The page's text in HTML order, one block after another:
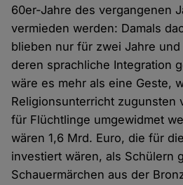
60er-Jahre des vergangenen
vermieden werden: Damals
blieben nur für zwei Jahre und
deren sprachliche Integration
wäre es mehr als eine Geste,
Religionsunterricht zugunsten
für Flüchtlinge umgewidmet
wären 1,6 Mrd. Euro, die für
investiert wären, als Schülern
Schauermärchen aus der